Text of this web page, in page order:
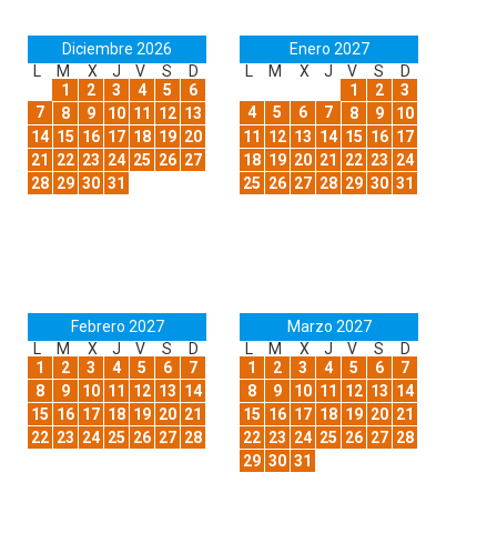
Diciembre 2026
M X J V S
D
1
2 3 4 5
6
7
8 9 10 11 12 13
14 15 16 17 18 19 20
21
22 23 24 25 26 27
28 29 30 31
Enero 2027
M X J V S
D
1
2
3
4
5 6 7 8 9
10
11
12 13 14 15 16 17
18 19 20 21 22 23 24
25 26 27 28 29 30 31
Febrero 2027
M X J V S
D
1
2 3 4 5 6
7
8
9 10 11 12 13 14
15 16 17 18 19 20 21
22 23 24 25 26 27 28
Marzo 2027
M X J V S
D
1
2 3 4 5 6
7
8
9 10 11 12 13 14
15 16 17 18 19 20 21
22 23 24 25 26 27 28
29 30 31